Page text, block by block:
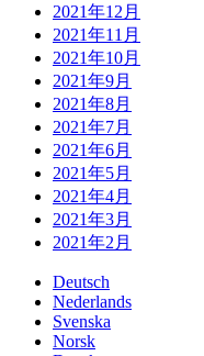
2021年12月
2021年11月
2021年10月
2021年9月
2021年8月
2021年7月
2021年6月
2021年5月
2021年4月
2021年3月
2021年2月
Deutsch
Nederlands
Svenska
Norsk